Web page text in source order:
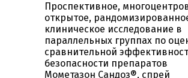
Проспективное,
открытое,
клиническое исследование в
параллельных группах по
сравнительной
безопасности препаратов
Мометазон Сандоз®, спрей